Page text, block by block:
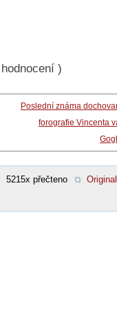
hodnocení )
Poslední známa
forografie Vincenta
5215x přečteno
Original